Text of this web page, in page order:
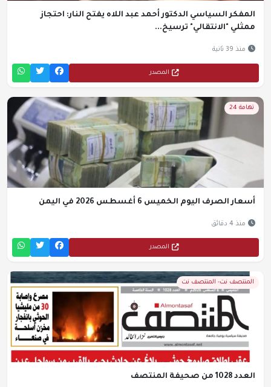
المفكر السياسي الدكتور أحمد عبد اللاه يفتح النار: احتجاز
ممثلي "الانتقالي" ترسيخ...
منذ 39 ثانية
المصدر
تهامة 24
أسعار الصرف اليوم الخميس 6 أغسطس 2026 في اليمن
منذ 4 دقائق
المصدر
المنتصف نت- المنتصف نت
العدد 1028 من صحيفة المنتصف